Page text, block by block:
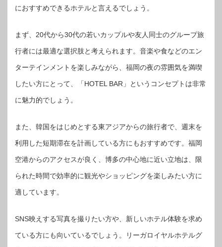
におすすめできるホテルと言えるでしょう。
まず、20代から30代の若いカップルや友人同士のグループ旅
行者には最適な選択肢と考えられます。音楽や食などのエン
ターテインメントを楽しみながら、福岡の夜の雰囲気を満喫
したい方にとって、「HOTEL BAR」というコンセプトは非常
に魅力的でしょう。
また、韓国をはじめとする東アジアからの旅行者で、週末を
利用した短期滞在を計画している方にもおすすめです。福岡
空港からのアクセスが良く、博多の中心地に近い立地は、限
られた時間で効率的に観光やショッピングを楽しみたい方に
適しています。
SNS映えする写真を撮りたい方や、新しいホテル体験を求め
ている方にも向いているでしょう。リーガロイヤルホテルグ